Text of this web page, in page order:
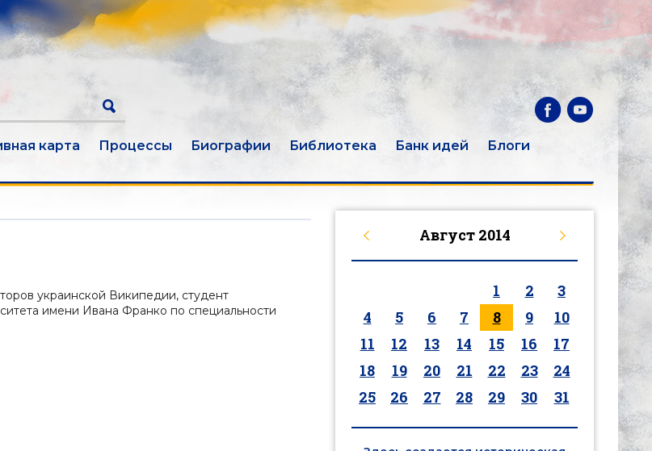
карта Процессы Биографии Библиотека Банк идей
Блоги
украинской Википедии, студент
имени Ивана Франко по специальности
Август 2014
1 2
3
4
5 6 7 8 9
10
11
12 13 14 15 16
17
18
19 20 21 22 23
24
25
26 27 28 29 30 31